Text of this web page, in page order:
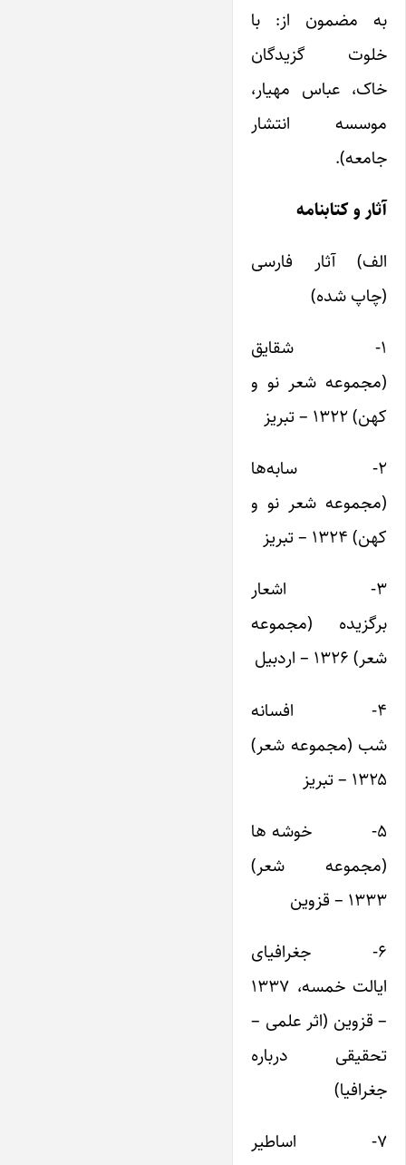
به مضمون از: با
خلوت گزیدگان
خاک، عباس مهیار،
موسسه انتشار
جامعه).
آثار و کتابنامه
الف) آثار فارسی
(چاپ شده)
۱- شقایق
(مجموعه شعر نو و
کهن) ۱۳۲۲ – تبریز
۲- سابه‌ها
(مجموعه شعر نو و
کهن) ۱۳۲۴ – تبریز
۳- اشعار
برگزیده (مجموعه
شعر) ۱۳۲۶ – اردبیل
۴- افسانه
شب (مجموعه شعر)
۱۳۲۵ – تبریز
۵- خوشه ها
(مجموعه شعر)
۱۳۳۳ – قزوین
۶- جغرافیای
ایالت خمسه، ۱۳۳۷
– قزوین (اثر علمی –
تحقیقی درباره
جغرافیا)
۷- اساطیر